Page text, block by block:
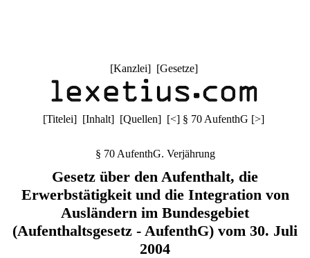
[Kanzlei] [Gesetze]
[Titelei] [Inhalt] [Quellen] [<] § 70 AufenthG [>]
§ 70 AufenthG. Verjährung
Gesetz über den Aufenthalt, die
Erwerbstätigkeit und die Integration von
Ausländern im Bundesgebiet
(Aufenthaltsgesetz - AufenthG) vom 30. Juli
2004